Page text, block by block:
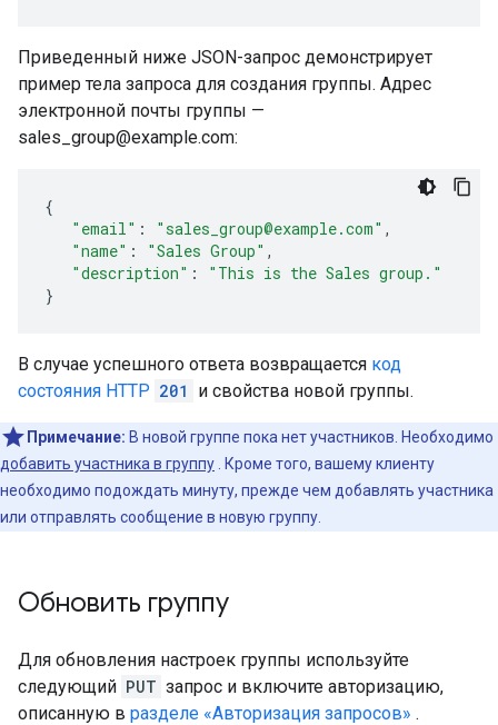
Приведенный ниже JSON-запрос демонстрирует
пример тела запроса для создания группы. Адрес
электронной почты группы —
sales_group@example.com:
{
"email" : "sales_group@example.com" ,
"name" : "Sales Group" ,
"description" :
"This is the Sales group."
}
В случае успешного ответа возвращается код
состояния HTTP 201 и свойства новой группы.
Примечание: В новой группе пока нет участников. Необходимо
добавить участника в группу . Кроме того, вашему клиенту
необходимо подождать минуту, прежде чем добавлять участника
или отправлять сообщение в новую группу.
Обновить группу
Для обновления настроек группы используйте
следующий PUT запрос и включите авторизацию,
описанную в разделе «Авторизация запросов» .